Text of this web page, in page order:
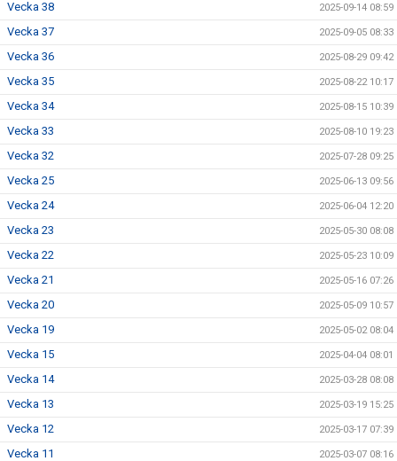
Vecka 38 2025-09-14 08:59
Vecka 37 2025-09-05 08:33
Vecka 36 2025-08-29 09:42
Vecka 35 2025-08-22 10:17
Vecka 34 2025-08-15 10:39
Vecka 33 2025-08-10 19:23
Vecka 32 2025-07-28 09:25
Vecka 25 2025-06-13 09:56
Vecka 24 2025-06-04 12:20
Vecka 23 2025-05-30 08:08
Vecka 22 2025-05-23 10:09
Vecka 21 2025-05-16 07:26
Vecka 20 2025-05-09 10:57
Vecka 19 2025-05-02 08:04
Vecka 15 2025-04-04 08:01
Vecka 14 2025-03-28 08:08
Vecka 13 2025-03-19 15:25
Vecka 12 2025-03-17 07:39
Vecka 11 2025-03-07 08:16